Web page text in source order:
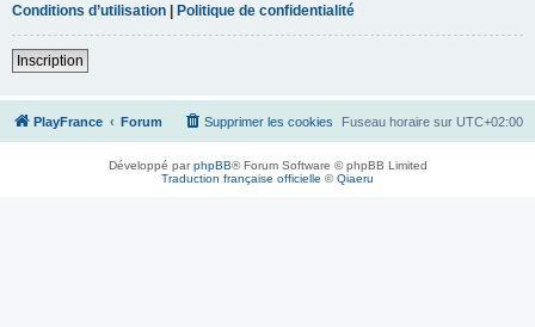
Conditions d’utilisation | Politique de confidentialité
Inscription
PlayFrance Forum Fuseau horaire sur UTC+02:00
Supprimer les cookies
Développé parphpBB® Forum Software © phpBB Limited
Traduction française officielle ©Qiaeru